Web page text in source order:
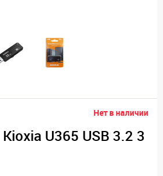
Нет в наличии
U365 USB 3.2 3